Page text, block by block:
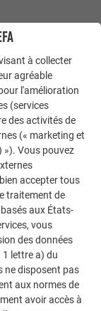
à collecter
agréable
l'amélioration
(services
des activités de
(« marketing et
»). Vous pouvez
accepter tous
traitement de
aux États-
vous
des données
lettre a) du
ne disposent pas
aux normes de
avoir accès à